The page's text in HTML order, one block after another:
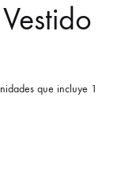
que incluye 1